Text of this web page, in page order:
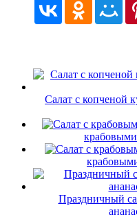
Салат с копченой
Праздничный